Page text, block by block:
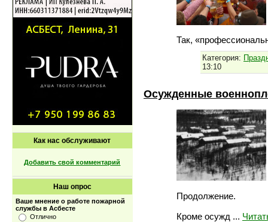
Как нас обслуживают
Добавить свой комментарий
Наш опрос
Ваше мнение о работе пожарной
службы в Асбесте
Отлично
Так,
Категория:
13:10
Осужденные
Продолжение.
Кроме осужд ...